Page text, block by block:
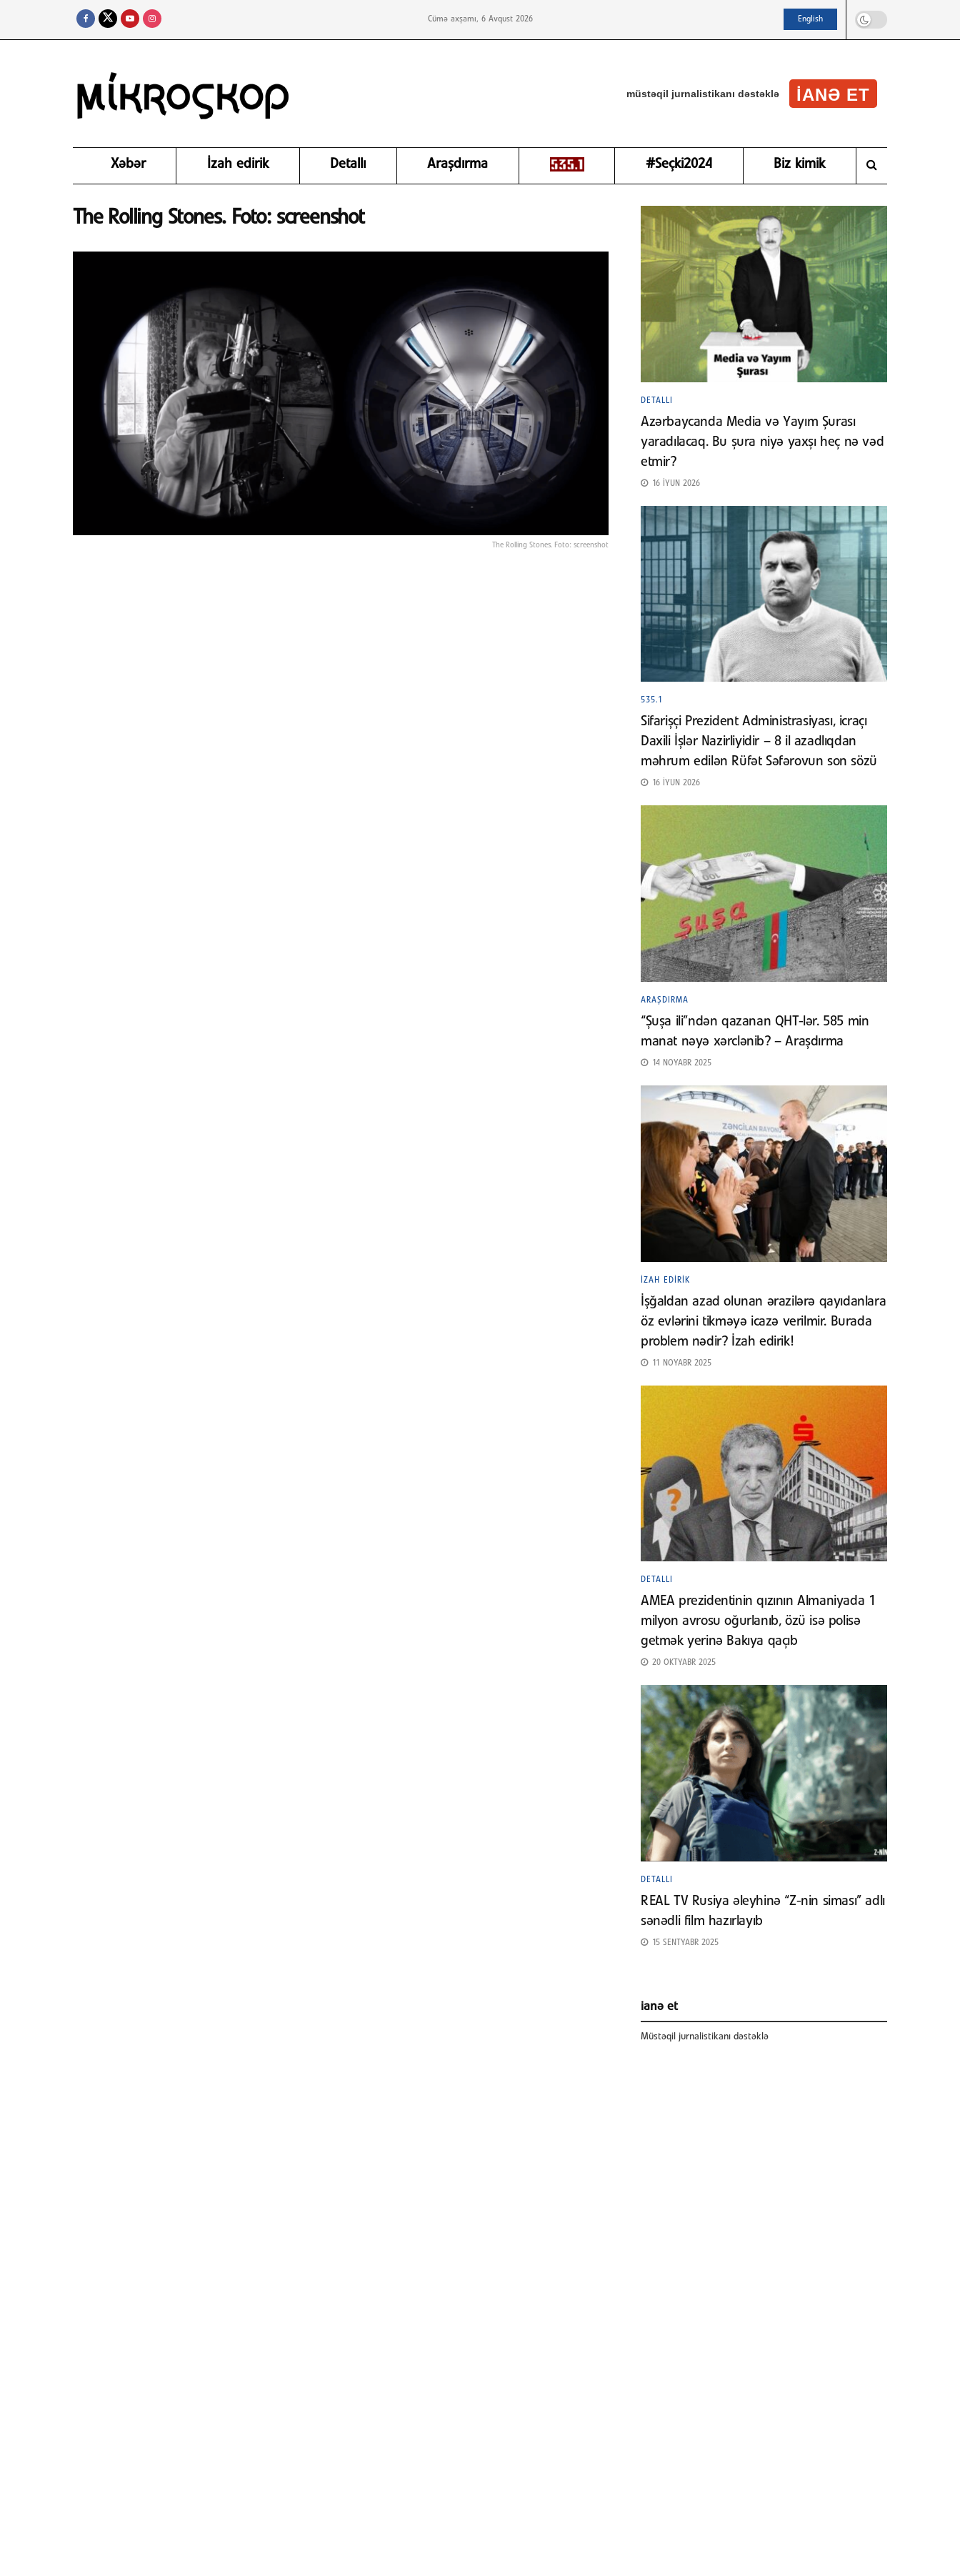
Cümə axşamı, 6 Avqust 2026 English
müstəqil jurnalistikanı dəstəklə IANƏ ET
Xəbər İzah edirik Detallı Araşdırma #Seçki2024 Biz kimik
The Rolling Stones. Foto: screenshot
The Rolling Stones. Foto: screenshot
DETALLI
Azərbaycanda Media və Yayım Şurası
yaradılacaq. Bu şura niyə yaxşı heç nə vəd
etmir?
16 İYUN 2026
535.1
Sifarişçi Prezident Administrasiyası, icraçı
Daxili İşlər Nazirliyidir – 8 il azadlıqdan
məhrum edilən Rüfət Səfərovun son sözü
16 İYUN 2026
ARAŞDIRMA
“Şuşa ili”ndən qazanan QHT-lər. 585 min
manat nəyə xərclənib? – Araşdırma
14 NOYABR 2025
İZAH EDIRIK
İşğaldan azad olunan ərazilərə qayıdanlara
öz evlərini tikməyə icazə verilmir. Burada
problem nədir? İzah edirik!
11 NOYABR 2025
DETALLI
AMEA prezidentinin qızının Almaniyada 1
milyon avrosu oğurlanıb, özü isə polisə
getmək yerinə Bakıya qaçıb
20 OKTYABR 2025
DETALLI
REAL TV Rusiya əleyhinə “Z-nin siması” adlı
sənədli film hazırlayıb
15 SENTYABR 2025
ianə et
Müstəqil jurnalistikanı dəstəklə